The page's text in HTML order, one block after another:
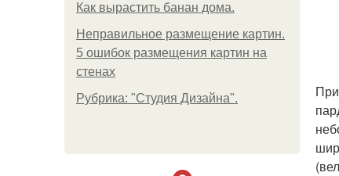
Как вырастить банан дома.
Неправильное размещение картин.
5 ошибок размещения картин на
стенах
Рубрика: "Студия Дизайна".